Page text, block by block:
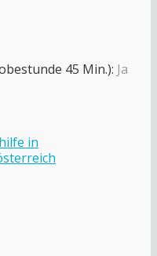
45 Min.): Ja